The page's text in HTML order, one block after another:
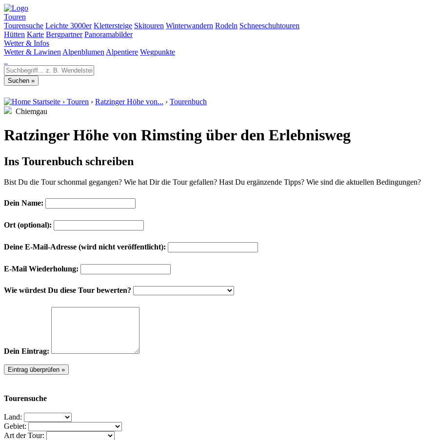
Touren
Tourensuche Leichte 3000er Klettersteige Skitouren Winterwandern Rodeln Schneeschuhtouren
Hütten Karte Bergpartner Panoramabilder
Wetter & Infos
Wetter & Lawinen Alpenblumen Alpentiere Wegpunkte
Startseite › Touren › Ratzinger Höhe von... › Tourenbuch
Chiemgau
Ratzinger Höhe von Rimsting über den Erlebnisweg
Ins Tourenbuch schreiben
Bist Du die Tour schonmal gegangen? Wie hat Dir die Tour gefallen? Hast Du ergänzende Tipps? Wie sind die aktuellen Bedingungen?
Dein Name:
Ort (optional):
Deine E-Mail-Adresse (wird nicht veröffentlicht):
E-Mail Wiederholung:
Wie würdest Du diese Tour bewerten?
Dein Eintrag:
Tourensuche
Land:
Gebiet:
Art der Tour: